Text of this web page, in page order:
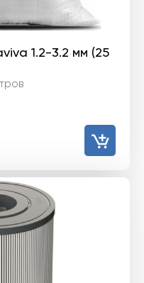
1.2-3.2 мм (25